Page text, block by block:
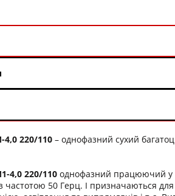
220/110 – однофазний сухий
4,0 220/110 однофазний працюючий у
частотою 50 Герц. І призначаються